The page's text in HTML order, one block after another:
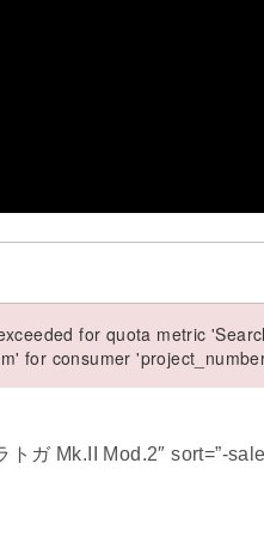
for quota metric
for consumer
ガ Mk.II Mod.2″ sort=”-